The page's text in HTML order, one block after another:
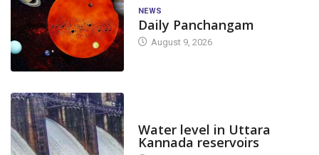
NEWS
Daily Panchangam
August 9, 2026
Water level in Uttara
Kannada reservoirs